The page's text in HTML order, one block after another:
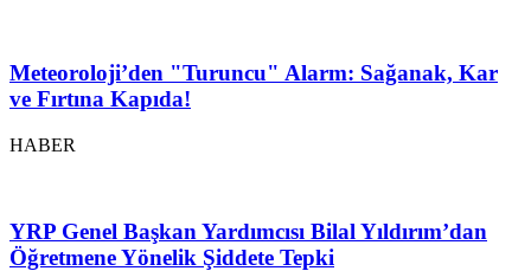
Meteoroloji’den "Turuncu" Alarm: Sağanak, Kar
ve Fırtına Kapıda!
HABER
YRP Genel Başkan Yardımcısı Bilal Yıldırım’dan
Öğretmene Yönelik Şiddete Tepki